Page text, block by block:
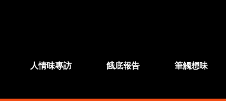
人情味專訪 餓底報告 筆觸想味